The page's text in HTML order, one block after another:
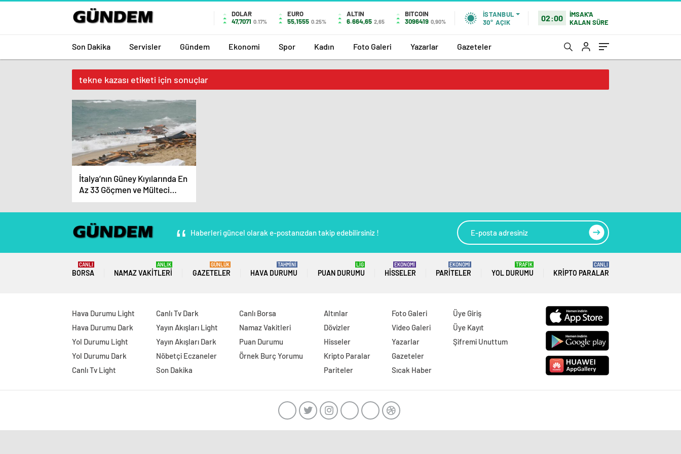
DOLAR
47,7071 0.17%
EURO
55,1555 0.25%
ALTIN
6.664,65 2,65
BITCOIN
3096419 0,90%
İSTANBUL
30° AÇIK 02:00
İMSAK'A
KALAN SÜRE
Son Dakika Servisler Gündem Ekonomi Spor Kadın Foto Galeri Yazarlar Gazeteler
tekne kazası etiketi için sonuçlar
İtalya’nın Güney Kıyılarında En
Az 33 Göçmen ve Mülteci
Hayatını Kaybetti
Haberleri güncel olarak e-postanızdan takip edebilirsiniz !
BORSA
CANLI
NAMAZ VAKITLERI
ANLIK
GAZETELER
GÜNLÜK
HAVA DURUMU
TAHMİNİ
PUAN DURUMU
LİG
HISSELER
EKONOMİ
PARITELER
EKONOMİ
YOL DURUMU
TRAFİK
KRIPTO PARALAR
CANLI
Hava Durumu Light
Hava Durumu Dark
Yol Durumu Light
Yol Durumu Dark
Canlı Tv Light
Canlı Tv Dark
Yayın Akışları Light
Yayın Akışları Dark
Nöbetçi Eczaneler
Son Dakika
Canlı Borsa
Namaz Vakitleri
Puan Durumu
Örnek Burç Yorumu
Altınlar
Dövizler
Hisseler
Kripto Paralar
Pariteler
Foto Galeri
Video Galeri
Yazarlar
Gazeteler
Sıcak Haber
Üye Giriş
Üye Kayıt
Şifremi Unuttum